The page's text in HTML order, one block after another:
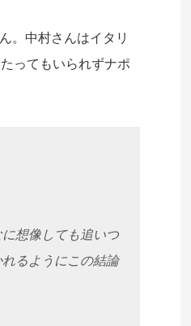
。中村さんはイタリ
ってもいられずナポ
想像しても追いつ
るようにこの結論